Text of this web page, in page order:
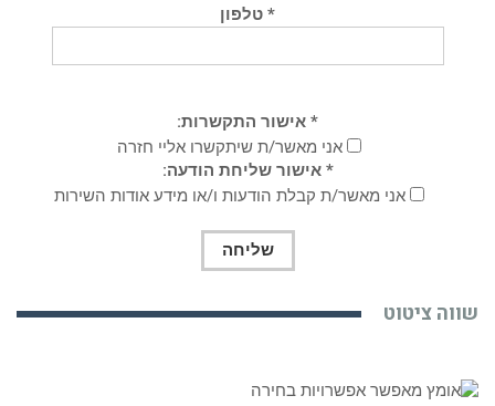
* טלפון
* אישור התקשרות:
אני מאשר/ת שיתקשרו אליי חזרה
* אישור שליחת הודעה:
אני מאשר/ת קבלת הודעות ו/או מידע אודות השירות
שווה ציטוט